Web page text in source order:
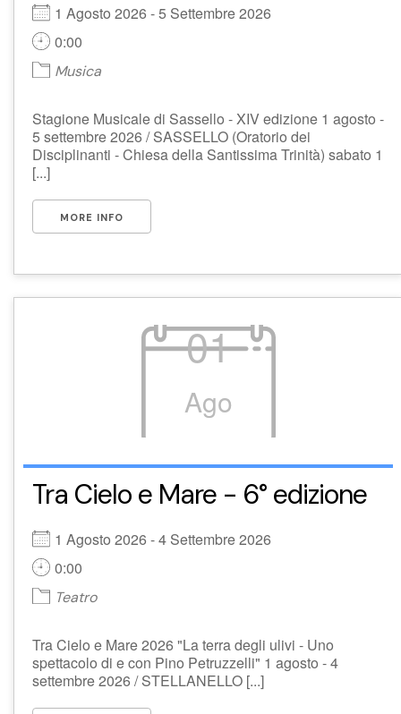
1 Agosto 2026 - 5 Settembre 2026
0:00
Musica
Stagione Musicale di Sassello - XIV edizione 1 agosto -
5 settembre 2026 / SASSELLO (Oratorio dei
Disciplinanti - Chiesa della Santissima Trinità) sabato 1
[...]
MORE INFO
01
Ago
Tra Cielo e Mare - 6° edizione
1 Agosto 2026 - 4 Settembre 2026
0:00
Teatro
Tra Cielo e Mare 2026 "La terra degli ulivi - Uno
spettacolo di e con Pino Petruzzelli" 1 agosto - 4
settembre 2026 / STELLANELLO [...]